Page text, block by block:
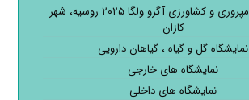
نمایشگاه دامپروری و کشاورزی آگرو ولگا ۲۰۲۵ روسیه، شهر
کازان
نمایشگاه گل و گیاه ، گیاهان دارویی
نمایشگاه های خارجی
نمایشگاه های داخلی